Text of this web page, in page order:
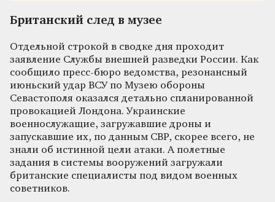
Британский след в музее
Отдельной строкой в сводке дня проходит
заявление Службы внешней разведки России. Как
сообщило пресс-бюро ведомства, резонансный
июньский удар ВСУ по Музею обороны
Севастополя оказался детально спланированной
провокацией Лондона. Украинские
военнослужащие, загружавшие дроны и
запускавшие их, по данным СВР, скорее всего, не
знали об истинной цели атаки. А полетные
задания в системы вооружений загружали
британские специалисты под видом военных
советников.